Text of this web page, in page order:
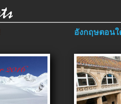
อังกฤษตอนใ